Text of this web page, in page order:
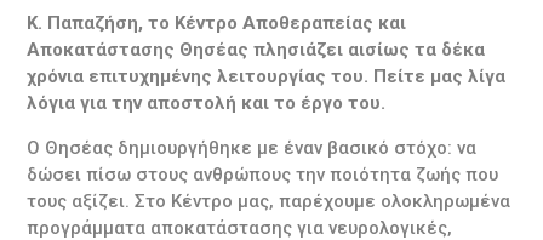
Κ. Παπαζήση, το Κέντρο Αποθεραπείας και
Αποκατάστασης Θησέας πλησιάζει αισίως τα δέκα
χρόνια επιτυχημένης λειτουργίας του. Πείτε μας λίγα
λόγια για την αποστολή και το έργο του.
Ο Θησέας δημιουργήθηκε με έναν βασικό στόχο: να
δώσει πίσω στους ανθρώπους την ποιότητα ζωής που
τους αξίζει. Στο Κέντρο μας, παρέχουμε ολοκληρωμένα
προγράμματα αποκατάστασης για νευρολογικές,